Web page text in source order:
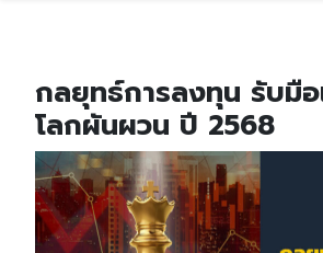
กลยุทธ์การลงทุน รับมื
โลกผันผวน ปี 2568